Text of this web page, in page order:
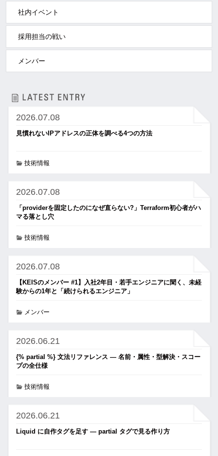
社内イベント
採用担当の戦い
メンバー
2026.07.08
見慣れないIPアドレスの正体を調べる4つの方法
技術情報
2026.07.08
「providerを固定したのになぜ直らない?」Terraform初心者がハ
マる落とし穴
技術情報
2026.07.08
【KEISのメンバー #1】入社2年目・若手エンジニアに聞く、未経
験からの1年と「続けられるエンジニア」
メンバー
2026.06.21
{% partial %} 文法リファレンス ― 名前・属性・型解決・スコー
プの全仕様
技術情報
2026.06.21
Liquid に自作タグを足す ― partial タグで見る作り方